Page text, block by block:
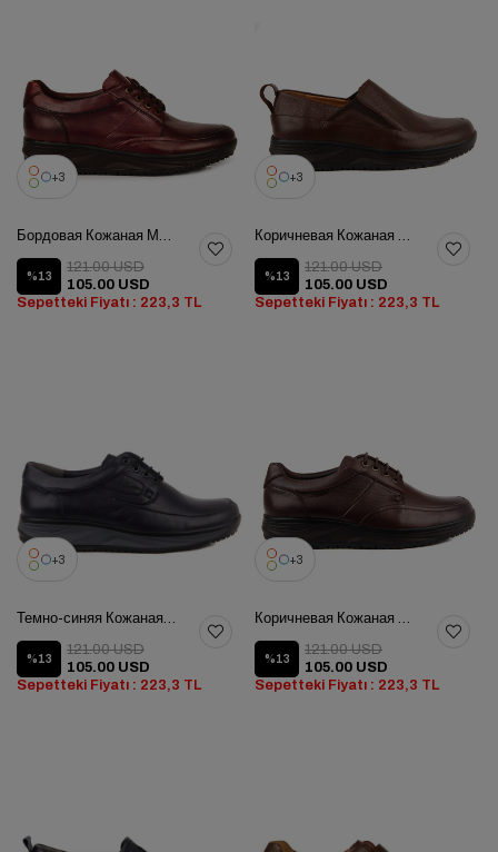
3
Бордовая Кожаная Мужская Обувь
%13
105.00 USD
121.00 USD
Sepetteki Fiyatı : 223,3 TL
3
Коричневая Кожаная Мужская Обувь
%13
105.00 USD
121.00 USD
Sepetteki Fiyatı : 223,3 TL
3
Темно-синяя Кожаная Мужская Обувь
%13
105.00 USD
121.00 USD
Sepetteki Fiyatı : 223,3 TL
3
Коричневая Кожаная Мужская Обувь
%13
105.00 USD
121.00 USD
Sepetteki Fiyatı : 223,3 TL